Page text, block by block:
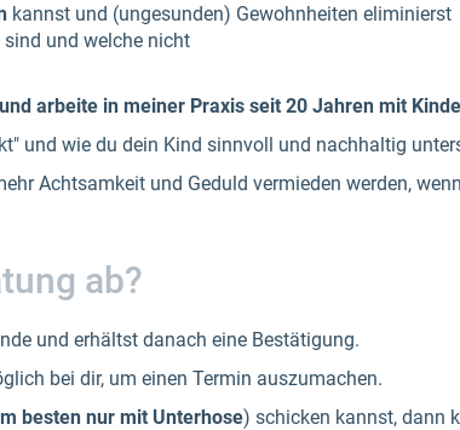
kannst und (ungesunden) Gewohnheiten eliminierst
sind und welche nicht
arbeite in meiner Praxis seit 20 Jahren mit
und wie du dein Kind sinnvoll und nachhaltig
Achtsamkeit und Geduld vermieden werden,
ab?
und erhältst danach eine Bestätigung.
bei dir, um einen Termin auszumachen.
besten nur mit Unterhose) schicken kannst, dann